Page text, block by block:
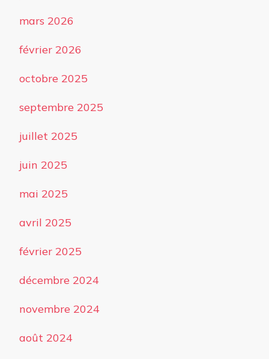
mars 2026
février 2026
octobre 2025
septembre 2025
juillet 2025
juin 2025
mai 2025
avril 2025
février 2025
décembre 2024
novembre 2024
août 2024